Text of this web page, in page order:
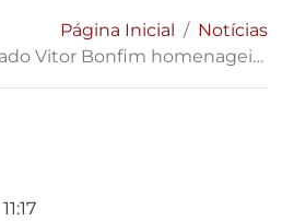
Página Inicial
Notícias
Bonfim homenageia Cristiano Chaves na AL-BA
11:17